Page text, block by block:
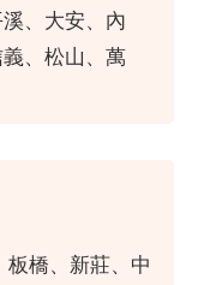
、大安、內
、松山、萬
橋、新莊、中